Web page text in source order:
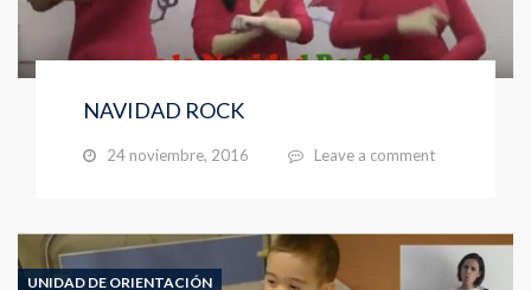
NAVIDAD ROCK
24 noviembre, 2016 Leave a comment
UNIDAD DE ORIENTACIÓN